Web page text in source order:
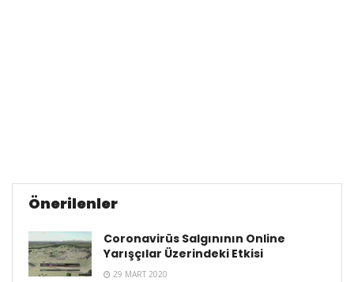
Önerilenler
Coronavirüs Salgınının Online
Yarışçılar Üzerindeki Etkisi
29 MART 2020